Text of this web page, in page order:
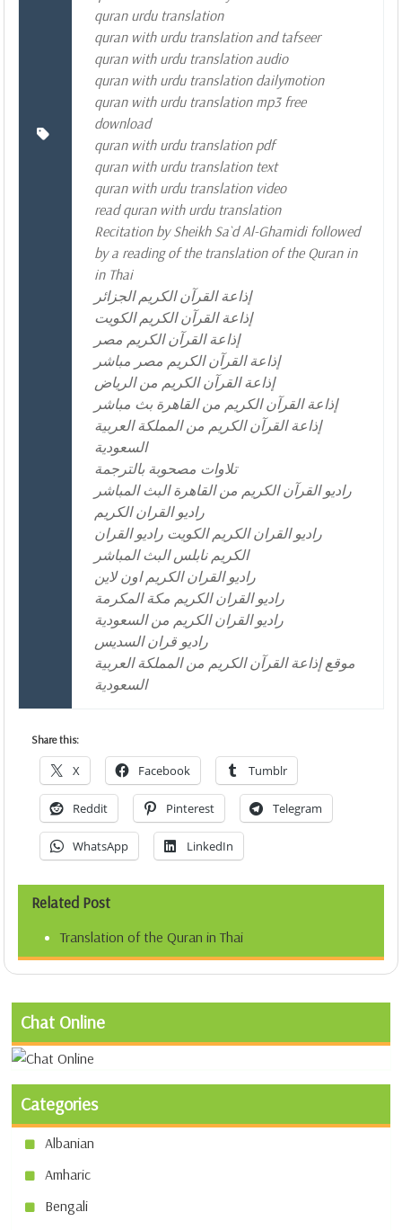
quran urdu translation
quran with urdu translation and tafseer
quran with urdu translation audio
quran with urdu translation dailymotion
quran with urdu translation mp3 free
download
quran with urdu translation pdf
quran with urdu translation text
quran with urdu translation video
read quran with urdu translation
Recitation by Sheikh Sa`d Al-Ghamidi followed
by a reading of the translation of the Quran in
in Thai
إذاعة القرآن الكريم الجزائر
إذاعة القرآن الكريم الكويت
إذاعة القرآن الكريم مصر
إذاعة القرآن الكريم مصر مباشر
إذاعة القرآن الكريم من الرياض
إذاعة القرآن الكريم من القاهرة بث مباشر
إذاعة القرآن الكريم من المملكة العربية
السعودية
تلاوات مصحوبة بالترجمة
راديو القرآن الكريم من القاهرة البث المباشر
راديو القران الكريم
راديو القران الكريم الكويت راديو القران
الكريم نابلس البث المباشر
راديو القران الكريم اون لاين
راديو القران الكريم مكة المكرمة
راديو القران الكريم من السعودية
راديو قران السديس
موقع إذاعة القرآن الكريم من المملكة العربية
السعودية
Share this:
X Facebook Tumblr
Reddit Pinterest Telegram
WhatsApp LinkedIn
Related Post
Translation of the Quran in Thai
Chat Online
Categories
Albanian
Amharic
Bengali